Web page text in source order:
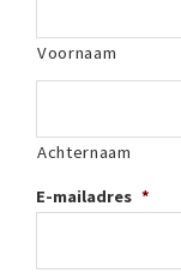
Voornaam
Achternaam
E-mailadres *